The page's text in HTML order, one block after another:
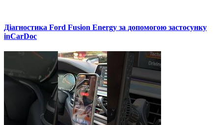
Діагностика Ford Fusion Energy за допомогою застосунку
inCarDoc